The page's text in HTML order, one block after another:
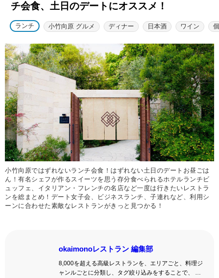
チ会食、土日のデートにオススメ！
ランチ 小竹向原 グルメ ディナー 日本酒 ワイン
小竹向原ではずれないランチ会食！はずれない土日のデートお昼ごは
ん！有名シェフが作るスイーツを思う存分食べられるホテルランチビ
ュッフェ、イタリアン・フレンチの名店など一度は行きたいレストラ
ンを総まとめ！デート女子会、ビジネスランチ、子連れなど、利用シ
ーンに合わせた素敵なレストランがきっと見つかる！
okaimonoレストラン 編集部
8,000を超える高級レストランを、エリアごと、料理ジ
ャンルごとに分類し、タグ絞り込みをすることで、 い